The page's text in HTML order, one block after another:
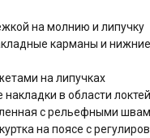
на молнию и липучку
карманы и
на липучках
накладки в области локтей
с рельефными
на поясе с